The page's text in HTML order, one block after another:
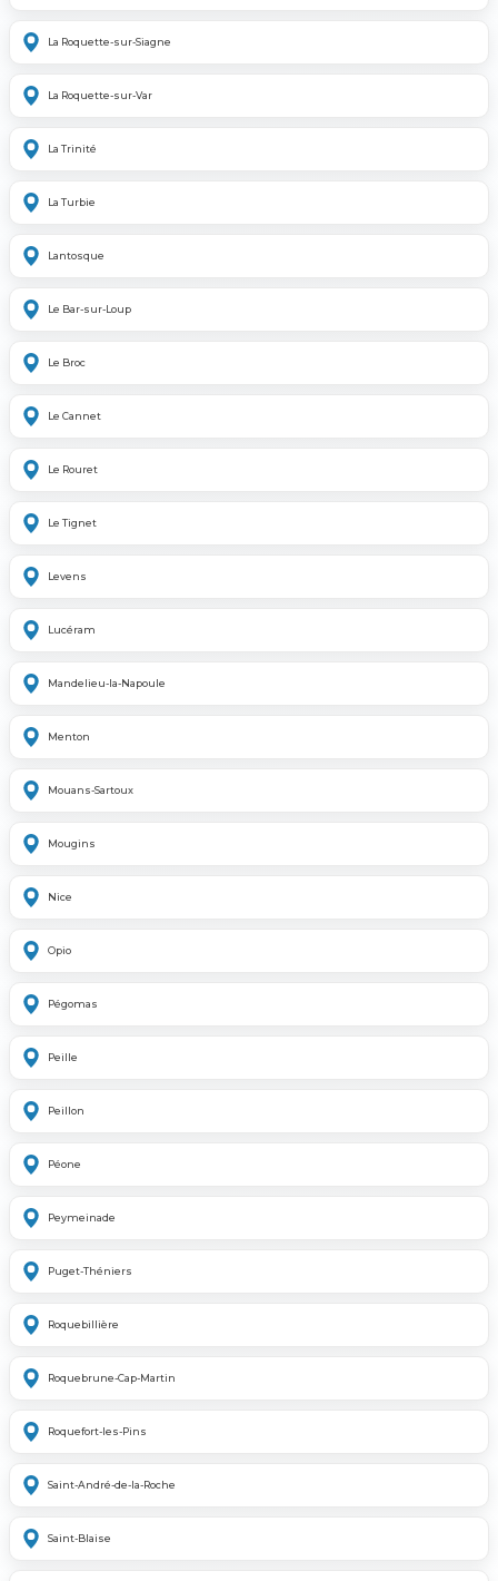
La Roquette-sur-Siagne
La Roquette-sur-Var
La Trinité
La Turbie
Lantosque
Le Bar-sur-Loup
Le Broc
Le Cannet
Le Rouret
Le Tignet
Levens
Lucéram
Mandelieu-la-Napoule
Menton
Mouans-Sartoux
Mougins
Nice
Opio
Pégomas
Peille
Peillon
Péone
Peymeinade
Puget-Théniers
Roquebillière
Roquebrune-Cap-Martin
Roquefort-les-Pins
Saint-André-de-la-Roche
Saint-Blaise